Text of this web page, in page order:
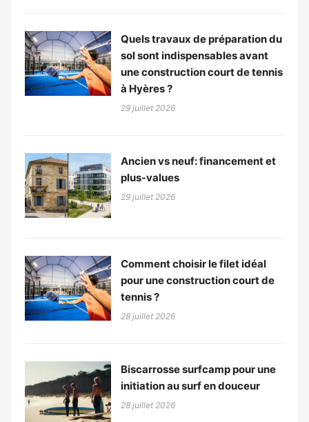
Quels travaux de préparation du
sol sont indispensables avant
une construction court de tennis
à Hyères ?
29 juillet 2026
Ancien vs neuf: financement et
plus-values
29 juillet 2026
Comment choisir le filet idéal
pour une construction court de
tennis ?
28 juillet 2026
Biscarrosse surfcamp pour une
initiation au surf en douceur
28 juillet 2026